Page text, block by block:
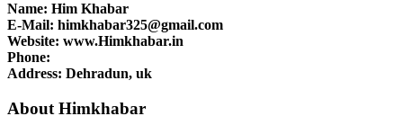
Name: Him Khabar
E-Mail: himkhabar325@gmail.com
Website: www.Himkhabar.in
Phone:
Address: Dehradun, uk
About Himkhabar